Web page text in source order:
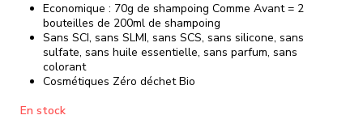
Economique : 70g de shampoing Comme Avant = 2
bouteilles de 200ml de shampoing
Sans SCI, sans SLMI, sans SCS, sans silicone, sans
sulfate, sans huile essentielle, sans parfum, sans
colorant
Cosmétiques Zéro déchet Bio
En stock